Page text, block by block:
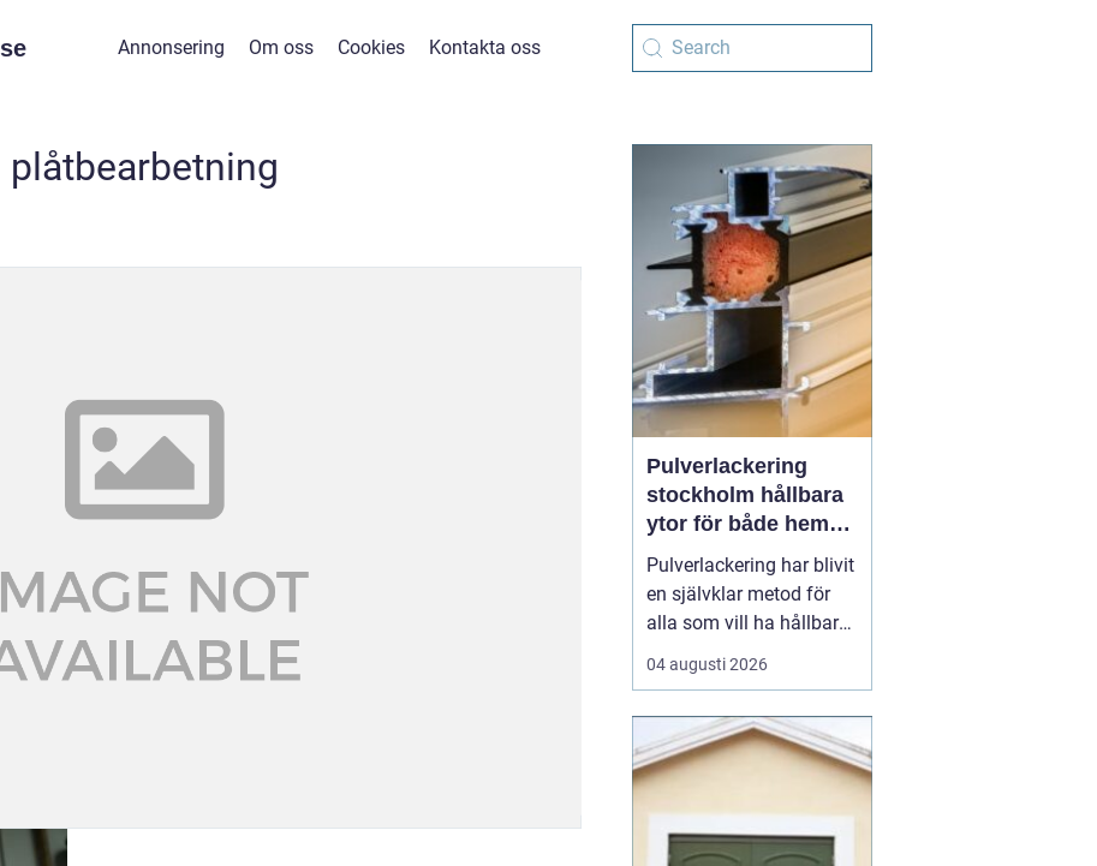
se Annonsering Om oss Cookies Kontakta oss
plåtbearbetning
Pulverlackering
stockholm hållbara
ytor för både hem
och industri
Pulverlackering har blivit
en självklar metod för
alla som vill ha hållbara,
snygga och
rostskyddade metallytor.
tekniken i allt från
bostadsrättsföreningars
privatpersoners cyklar.
04 augusti 2026